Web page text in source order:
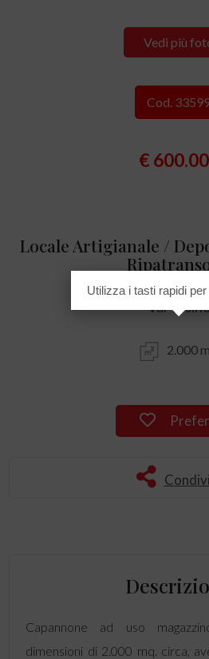
Vedi più
Cod.
€
Locale Artigianale /
Val
2.000
Capannone ad uso
dimensioni di 2.000 mq. circa,
Utilizza i tasti rapidi